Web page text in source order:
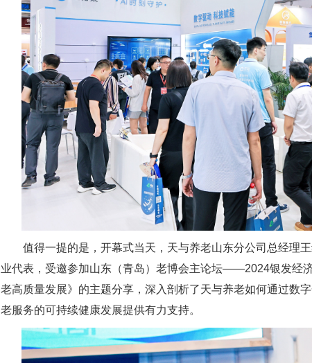
值得一提的是，开幕式当天，天与养老山东分公司总经理
业代表，受邀参加山东（青岛）老博会主论坛——2024银发经
老高质量发展》的主题分享，深入剖析了天与养老如何通过数
老服务的可持续健康发展提供有力支持。